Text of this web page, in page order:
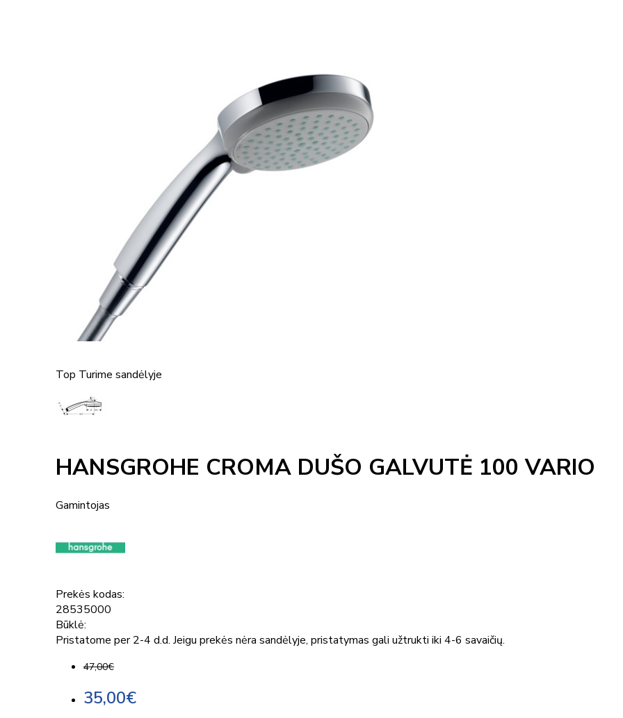
Top Turime sandėlyje
HANSGROHE CROMA DUŠO GALVUTĖ 100 VARIO
Gamintojas
Prekės kodas:
28535000
Būklė:
Pristatome per 2-4 d.d. Jeigu prekės nėra sandėlyje, pristatymas gali užtrukti iki 4-6 savaičių.
47,00€
35,00€